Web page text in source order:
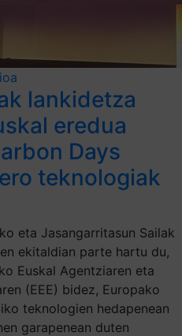
lankidetza
eredua
Days
teknologiak
eta Jasangarritasun Sailak
ekitaldian parte hartu du,
Euskal Agentziaren eta
(EEE) bidez, Europako
teknologien hedapenean
garapenean duten